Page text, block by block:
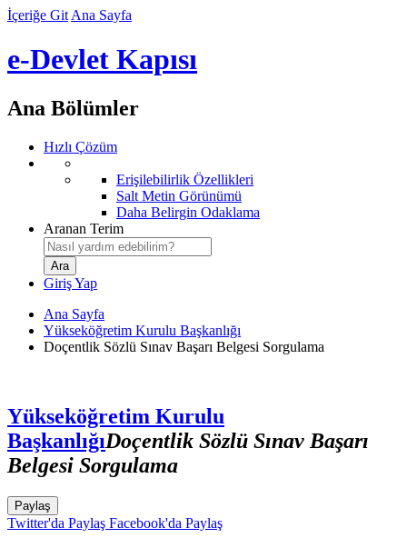
İçeriğe Git Ana Sayfa
e-Devlet Kapısı
Ana Bölümler
Hızlı Çözüm
Erişilebilirlik Özellikleri
Salt Metin Görünümü
Daha Belirgin Odaklama
Aranan Terim
Giriş Yap
Ana Sayfa
Yükseköğretim Kurulu Başkanlığı
Doçentlik Sözlü Sınav Başarı Belgesi Sorgulama
Yükseköğretim Kurulu
BaşkanlığıDoçentlik Sözlü Sınav Başarı
Belgesi Sorgulama
Paylaş
Twitter'da Paylaş Facebook'da Paylaş